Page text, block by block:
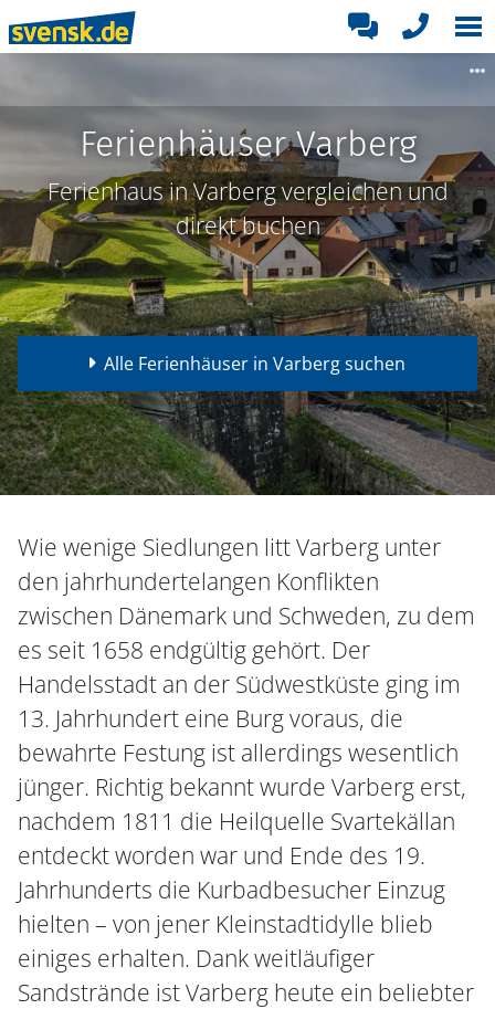
Ferienhäuser Varberg
Ferienhaus in Varberg vergleichen und
direkt buchen
Alle Ferienhäuser in Varberg suchen
Wie wenige Siedlungen litt Varberg unter
den jahrhundertelangen Konflikten
zwischen Dänemark und Schweden, zu dem
es seit 1658 endgültig gehört. Der
Handelsstadt an der Südwestküste ging im
13. Jahrhundert eine Burg voraus, die
bewahrte Festung ist allerdings wesentlich
jünger. Richtig bekannt wurde Varberg erst,
nachdem 1811 die Heilquelle Svartekällan
entdeckt worden war und Ende des 19.
Jahrhunderts die Kurbadbesucher Einzug
hielten – von jener Kleinstadtidylle blieb
einiges erhalten. Dank weitläufiger
Sandstrände ist Varberg heute ein beliebter